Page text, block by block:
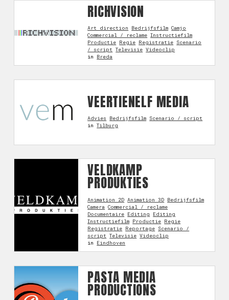
RICHVISION
Art direction Bedrijfsfilm Camjo
Commercial / reclame Instructiefilm
Productie Regie Registratie Scenario
/ script Televisie Videoclip
in Breda
VEERTIENELF MEDIA
Advies Bedrijfsfilm Scenario / script
inTilburg
VELDKAMP
PRODUKTIES
Animation 2D Animation 3D Bedrijfsfilm
Camera Commercial / reclame
Documentaire Editing
Editing
Instructiefilm Productie Regie
Registratie Reportage Scenario /
script Televisie Videoclip
in Eindhoven
PASTA MEDIA
PRODUCTIONS